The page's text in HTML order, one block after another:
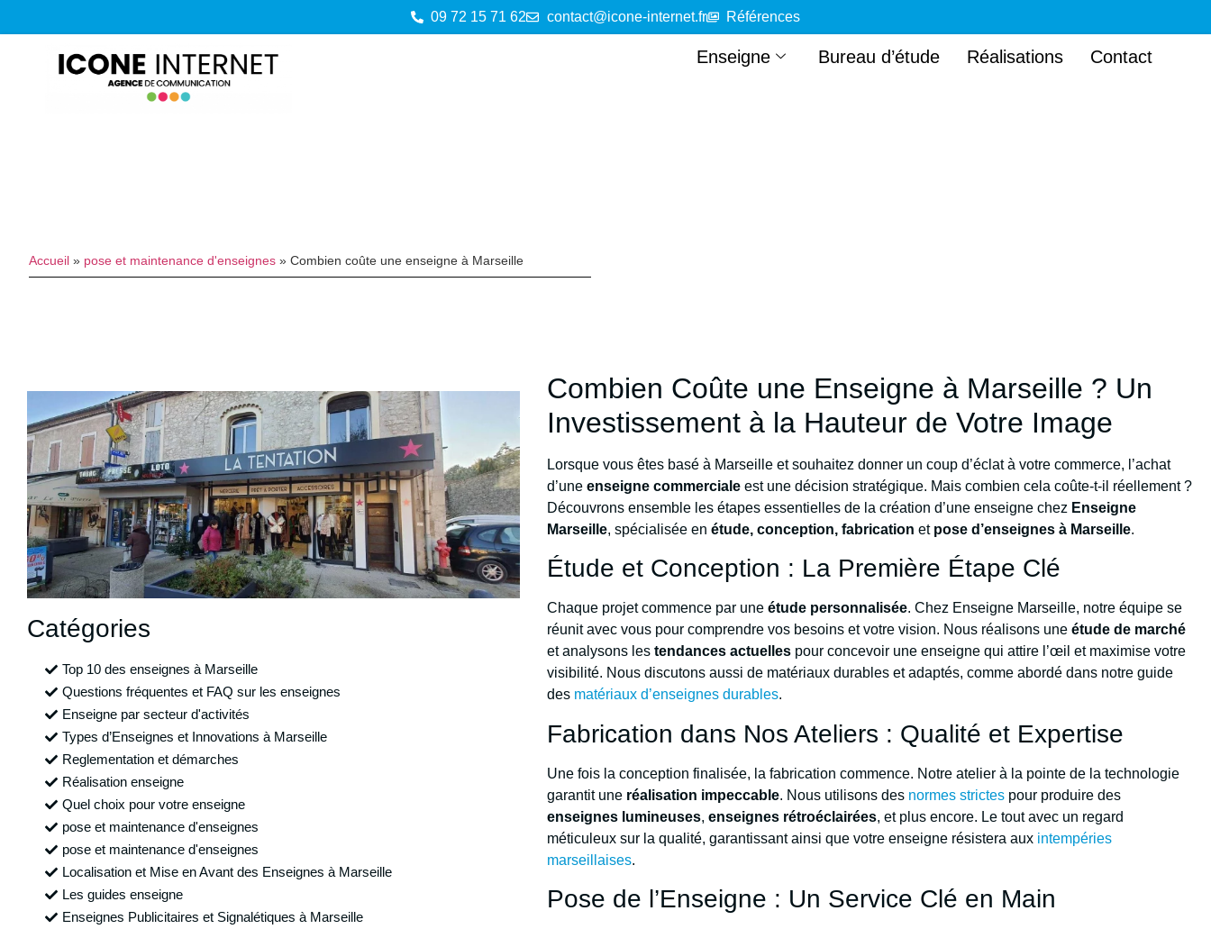
09 72 15 71 62 contact@icone-internet.fr Références
Enseigne Bureau d’étude Réalisations Contact
Accueil » pose et maintenance d'enseignes » Combien coûte une enseigne à Marseille
Catégories
Top 10 des enseignes à Marseille
Questions fréquentes et FAQ sur les enseignes
Enseigne par secteur d'activités
Types d’Enseignes et Innovations à Marseille
Reglementation et démarches
Réalisation enseigne
Quel choix pour votre enseigne
pose et maintenance d'enseignes
pose et maintenance d'enseignes
Localisation et Mise en Avant des Enseignes à Marseille
Les guides enseigne
Enseignes Publicitaires et Signalétiques à Marseille
Combien Coûte une Enseigne à Marseille ? Un
Investissement à la Hauteur de Votre Image
Lorsque vous êtes basé à Marseille et souhaitez donner un coup d’éclat à votre commerce, l’achat
d’uneenseigne commerciale est une décision stratégique. Mais combien cela coûte-t-il réellement ?
Découvrons ensemble les étapes essentielles de la création d’une enseigne chez Enseigne
Marseille, spécialisée enétude, conception, fabrication et pose d’enseignes à Marseille.
Étude et Conception : La Première Étape Clé
Chaque projet commence par uneétude personnalisée. Chez Enseigne Marseille, notre équipe se
réunit avec vous pour comprendre vos besoins et votre vision. Nous réalisons uneétude de marché
et analysons lestendances actuelles pour concevoir une enseigne qui attire l’œil et maximise votre
visibilité. Nous discutons aussi de matériaux durables et adaptés, comme abordé dans notre guide
des matériaux d’enseignes durables.
Fabrication dans Nos Ateliers : Qualité et Expertise
Une fois la conception finalisée, la fabrication commence. Notre atelier à la pointe de la technologie
garantit une réalisation impeccable. Nous utilisons des normes strictes pour produire des
enseignes lumineuses,enseignes rétroéclairées, et plus encore. Le tout avec un regard
méticuleux sur la qualité, garantissant ainsi que votre enseigne résistera aux intempéries
marseillaises.
Pose de l’Enseigne : Un Service Clé en Main